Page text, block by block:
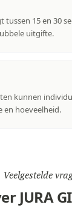
tussen 15 en 30
uitgifte.
kunnen
en hoeveelheid.
Veelgestelde
JURA